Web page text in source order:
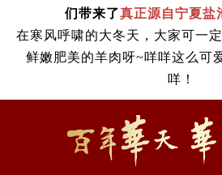
们带来了真正源自宁夏盐
在寒风呼啸的大冬天，大家可一
鲜嫩肥美的羊肉呀~咩咩这么可
咩！